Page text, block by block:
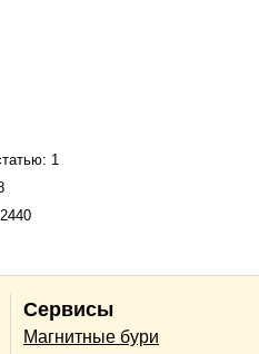
1
Сервисы
Магнитные бури